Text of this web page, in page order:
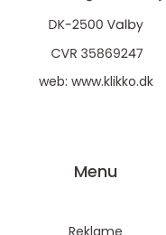
web: www.klikko.dk
Menu